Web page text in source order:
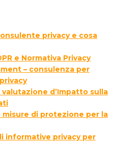
privacy e cosa
e Normativa Privacy
– consulenza per
valutazione d’Impatto sulla
di protezione per la
informative privacy per